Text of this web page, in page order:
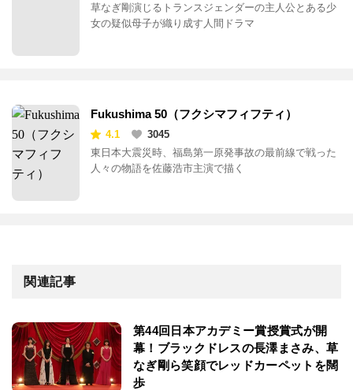
草なぎ剛演じるトランスジェンダーの主人公とある少
女の疑似母子が織り成す人間ドラマ
Fukushima 50（フクシマフィフティ）
4.1
3045
東日本大震災時、福島第一原発事故の最前線で戦った
人々の物語を佐藤浩市主演で描く
関連記事
第44回⽇本アカデミー賞授賞式が開
幕！ブラックドレスの長澤まさみ、草
なぎ剛ら笑顔でレッドカーペットを闊
歩